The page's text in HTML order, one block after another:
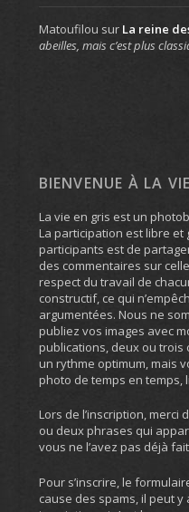
Matoufilou sur La reine
abeilles, mais c’est plus
BIENVENUE À LA
La vie en gris est un
La participation est libre et
participants est de
des commentaires sur
respect du travail de
constructif, ce qui
argumentées. Nous ne
publiez vos images avec
publications, deux ou
un rythme optimum, mais
photo de temps en temps,
Lors de l’inscription, merci
ou deux phrases qui
vous ne l’avez pas déjà
Pour s’inscrire, le
cause des spams, il peut